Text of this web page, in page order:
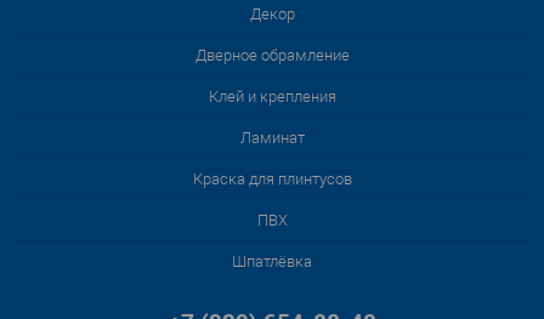
Декор
Дверное обрамление
Клей и крепления
Ламинат
Краска для плинтусов
ПВХ
Шпатлёвка